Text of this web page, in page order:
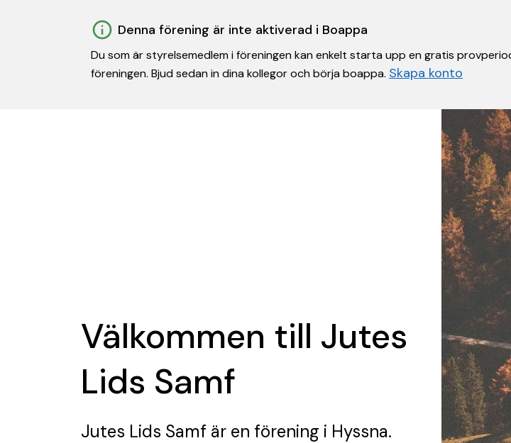
Denna förening är inte aktiverad i Boappa
Du som är styrelsemedlem i föreningen kan enkelt starta upp en gratis
föreningen. Bjud sedan in dina kollegor och börja boappa. Skapa konto
Välkommen till Jutes
Lids Samf
Jutes Lids Samf är en förening i Hyssna.